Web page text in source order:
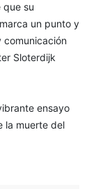
que su
un punto y
comunicación
Sloter­dijk
ensayo
la muerte del